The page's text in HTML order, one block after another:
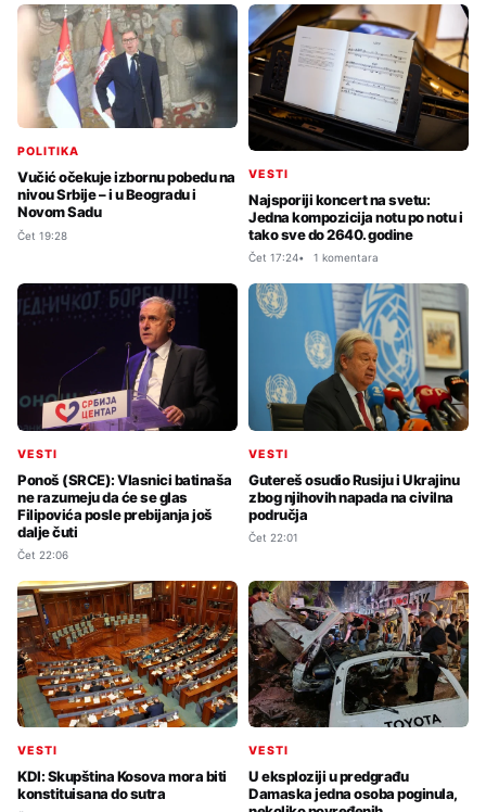
POLITIKA
Vučić očekuje izbornu pobedu na
nivou Srbije – i u Beogradu i
Novom Sadu
Čet 19:28
VESTI
Najsporiji koncert na svetu:
Jedna kompozicija notu po notu i
tako sve do 2640. godine
Čet 17:24 1 komentara
VESTI
Ponoš (SRCE): Vlasnici batinaša
ne razumeju da će se glas
Filipovića posle prebijanja još
dalje čuti
Čet 22:06
VESTI
Gutereš osudio Rusiju i Ukrajinu
zbog njihovih napada na civilna
područja
Čet 22:01
VESTI
KDI: Skupština Kosova mora biti
konstituisana do sutra
VESTI
U eksploziji u predgrađu
Damaska jedna osoba poginula,